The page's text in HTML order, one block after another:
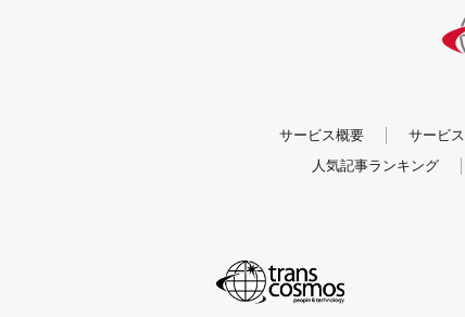
サービス概要 サービス
人気記事ランキング